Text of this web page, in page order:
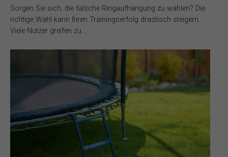
Sorgen Sie sich, die falsche Ringaufhängung zu wählen? Die
richtige Wahl kann Ihren Trainingserfolg drastisch steigern.
Viele Nutzer greifen zu…